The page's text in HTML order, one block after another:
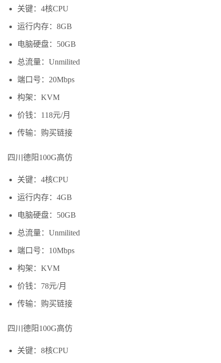
关键：4核CPU
运行内存：8GB
电脑硬盘：50GB
总流量：Unmilited
端口号：20Mbps
构架：KVM
价钱：118元/月
传输：购买链接
四川德阳100G高仿
关键：4核CPU
运行内存：4GB
电脑硬盘：50GB
总流量：Unmilited
端口号：10Mbps
构架：KVM
价钱：78元/月
传输：购买链接
四川德阳100G高仿
关键：8核CPU